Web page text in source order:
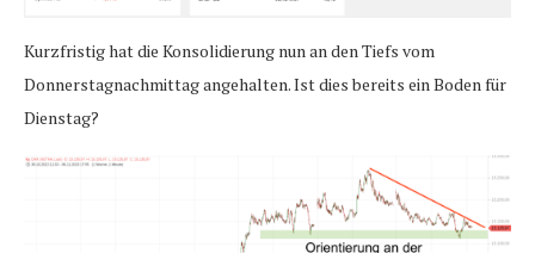
Kurzfristig hat die Konsolidierung nun an den Tiefs vom
Donnerstagnachmittag angehalten. Ist dies bereits ein Boden für
Dienstag?